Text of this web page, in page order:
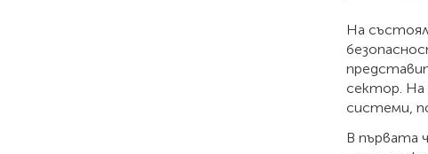
На
сектор. На
системи,
В първата